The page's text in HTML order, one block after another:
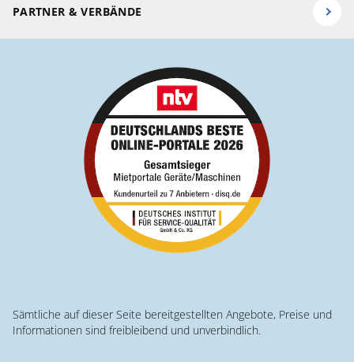
PARTNER & VERBÄNDE
Sämtliche auf dieser Seite bereitgestellten Angebote, Preise und
Informationen sind freibleibend und unverbindlich.